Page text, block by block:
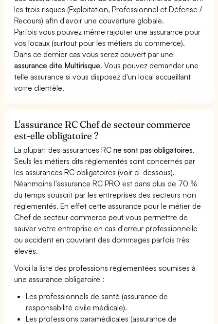
les trois risques (Exploitation, Professionnel et Défense /
Recours) afin d'avoir une couverture globale.
Parfois vous pouvez même rajouter une assurance pour
vos locaux (surtout pour les métiers du commerce).
Dans ce dernier cas vous serez couvert par une
assurance dite Multirisque. Vous pouvez demander une
telle assurance si vous disposez d'un local accueillant
votre clientèle.
L'assurance RC Chef de secteur commerce
est-elle obligatoire ?
La plupart des assurances RCne sont pas obligatoires.
Seuls les métiers dits réglementés sont concernés par
les assurances RC obligatoires (voir ci-dessous).
Néanmoins l'assurance RC PRO est dans plus de 70 %
du temps souscrit par les entreprises des secteurs non
réglementés. En effet cette assurance pour le métier de
Chef de secteur commerce peut vous permettre de
sauver votre entreprise en cas d'erreur professionnelle
ou accident en couvrant des dommages parfois très
élevés.
Voici la liste des professions réglementées soumises à
une assurance obligatoire :
Les professionnels de santé (assurance de
responsabilité civile médicale).
Les professions paramédicales (assurance de